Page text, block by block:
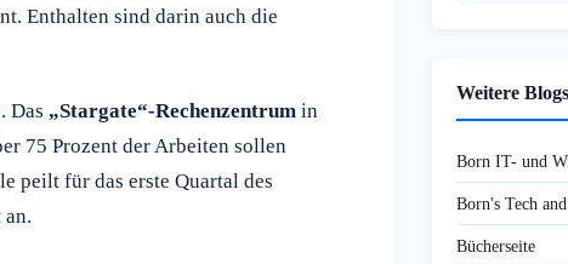
Enthalten sind darin auch die
Das „Stargate“-Rechenzentrum in
75 Prozent der Arbeiten sollen
peilt für das erste Quartal des
Weitere Blogs
Born IT- und
Born's Tech
Bücherseite